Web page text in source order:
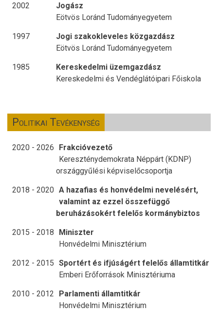
2002
Jogász
Eötvös Loránd Tudományegyetem
1997
Jogi szakokleveles közgazdász
Eötvös Loránd Tudományegyetem
1985
Kereskedelmi üzemgazdász
Kereskedelmi és Vendéglátóipari Főiskola
Politikai Tevékenység
2020 - 2026
Frakcióvezető
Kereszténydemokrata Néppárt (KDNP)
országgyűlési képviselőcsoportja
2018 - 2020 A hazafias és honvédelmi nevelésért,
valamint az ezzel összefüggő
beruházásokért felelős kormánybiztos
2015 - 2018
Miniszter
Honvédelmi Minisztérium
2012 - 2015 Sportért és ifjúságért felelős államtitkár
Emberi Erőforrások Minisztériuma
2010 - 2012
Parlamenti államtitkár
Honvédelmi Minisztérium